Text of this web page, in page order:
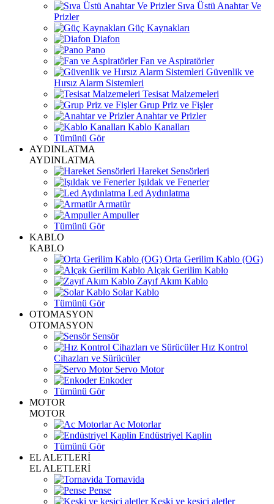
Sıva Üstü Anahtar Ve
Prizler
Güç Kaynakları
Diafon
Pano
Fan ve Aspiratörler
Güvenlik ve
Hırsız Alarm Sistemleri
Tesisat Malzemeleri
Grup Priz ve Fişler
Anahtar ve Prizler
Kablo Kanalları
Tümünü Gör
AYDINLATMA
AYDINLATMA
Hareket Sensörleri
Işıldak ve Fenerler
Led Aydınlatma
Armatür
Ampuller
Tümünü Gör
KABLO
KABLO
Orta Gerilim Kablo (OG)
Alçak Gerilim Kablo
Zayıf Akım Kablo
Solar Kablo
Tümünü Gör
OTOMASYON
OTOMASYON
Sensör
Hız Kontrol
Cihazları ve Sürücüler
Servo Motor
Enkoder
Tümünü Gör
MOTOR
MOTOR
Ac Motorlar
Endüstriyel Kaplin
Tümünü Gör
EL ALETLERİ
EL ALETLERİ
Tornavida
Pense
Keski ve kesici aletler